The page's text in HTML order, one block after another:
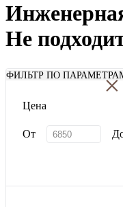
Не
ФИЛЬТР ПО ×
Цена
От